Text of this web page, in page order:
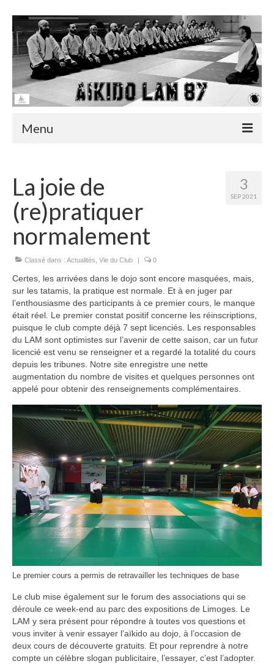
Menu
Actualités
Infos utiles
Albums
Vidéos
Infos pratiques
3
SEP 2021
La joie de
(re)pratiquer
normalement
Classé dans : Actualités, Vie du Club 0
Certes, les arrivées dans le dojo sont encore masquées, mais,
sur les tatamis, la pratique est normale. Et à en juger par
l’enthousiasme des participants à ce premier cours, le manque
était réel. Le premier constat positif concerne les réinscriptions,
puisque le club compte déjà 7 sept licenciés. Les responsables
du LAM sont optimistes sur l’avenir de cette saison, car un futur
licencié est venu se renseigner et a regardé la totalité du cours
depuis les tribunes. Notre site enregistre une nette
augmentation du nombre de visites et quelques personnes ont
appelé pour obtenir des renseignements complémentaires.
Le premier cours a permis de retravailler les techniques de base
Le club mise également sur le forum des associations qui se
déroule ce week-end au parc des expositions de Limoges. Le
LAM y sera présent pour répondre à toutes vos questions et
vous inviter à venir essayer l’aïkido au dojo, à l’occasion de
deux cours de découverte gratuits. Et pour reprendre à notre
compte un célèbre slogan publicitaire, l’essayer, c’est l’adopter.